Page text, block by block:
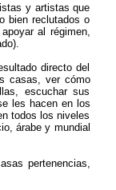
y artistas que
bien reclutados o
al régimen,
directo del
casas, ver cómo
escuchar sus
les hacen en los
todos los niveles
árabe y mundial
pertenencias,